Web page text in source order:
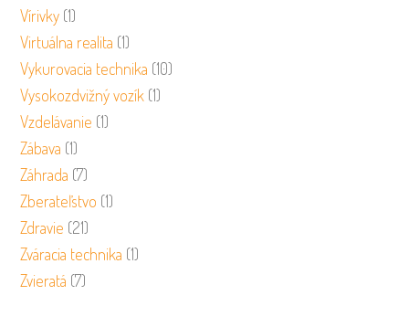
Vírivky (1)
Virtuálna realita (1)
Vykurovacia technika (10)
Vysokozdvižný vozík (1)
Vzdelávanie (1)
Zábava (1)
Záhrada (7)
Zberateľstvo (1)
Zdravie (21)
Zváracia technika (1)
Zvieratá (7)